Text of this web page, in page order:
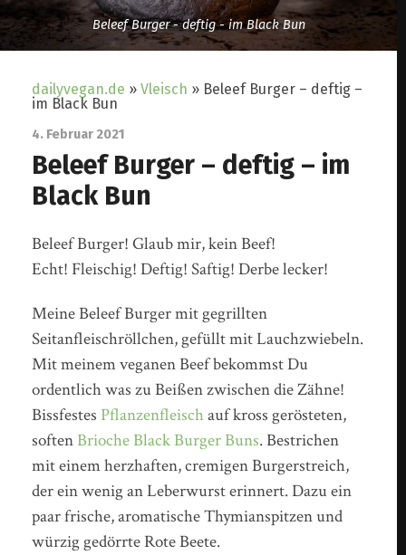
Beleef Burger - deftig - im Black Bun
dailyvegan.de »Vleisch » Beleef Burger – deftig –
im Black Bun
4. Februar 2021
Beleef Burger – deftig – im
Black Bun
Beleef Burger! Glaub mir, kein Beef!
Echt! Fleischig! Deftig! Saftig! Derbe lecker!
Meine Beleef Burger mit gegrillten
Seitanfleischröllchen, gefüllt mit Lauchzwiebeln.
Mit meinem veganen Beef bekommst Du
ordentlich was zu Beißen zwischen die Zähne!
Bissfestes Pflanzenfleischauf kross gerösteten,
soften Brioche Black Burger Buns. Bestrichen
mit einem herzhaften, cremigen Burgerstreich,
der ein wenig an Leberwurst erinnert. Dazu ein
paar frische, aromatische Thymianspitzen und
würzig gedörrte Rote Beete.